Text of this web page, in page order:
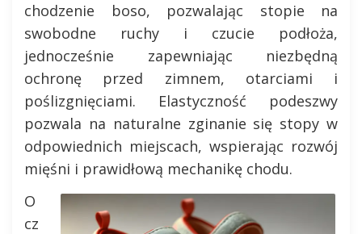
chodzenie boso, pozwalając stopie na
swobodne ruchy i czucie podłoża,
jednocześnie zapewniając niezbędną
ochronę przed zimnem, otarciami i
poślizgnięciami. Elastyczność podeszwy
pozwala na naturalne zginanie się stopy w
odpowiednich miejscach, wspierając rozwój
mięśni i prawidłową mechanikę chodu.
O
cz